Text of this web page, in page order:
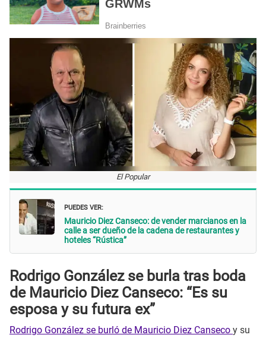
El Popular
PUEDES VER:
Mauricio Diez Canseco: de vender marcianos en la
calle a ser dueño de la cadena de restaurantes y
hoteles “Rústica”
Rodrigo González se burla tras boda
de Mauricio Diez Canseco: “Es su
esposa y su futura ex”
Rodrigo González se burló de Mauricio Diez Canseco y su